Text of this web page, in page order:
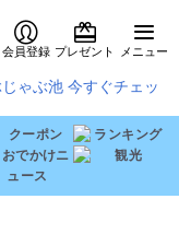
会員登録 プレゼント メニュー